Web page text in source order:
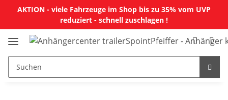
AKTION - viele Fahrzeuge im Shop bis zu 35% vom UVP
reduziert - schnell zuschlagen !